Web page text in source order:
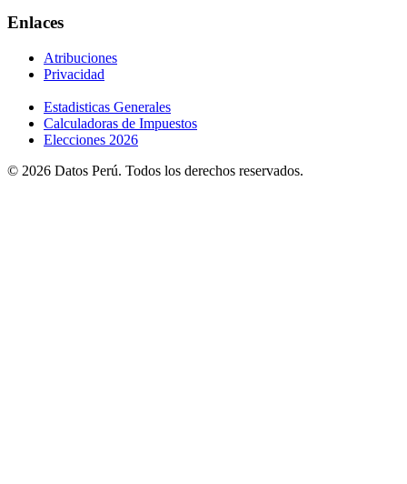
Enlaces
Atribuciones
Privacidad
Estadisticas Generales
Calculadoras de Impuestos
Elecciones 2026
© 2026 Datos Perú. Todos los derechos reservados.